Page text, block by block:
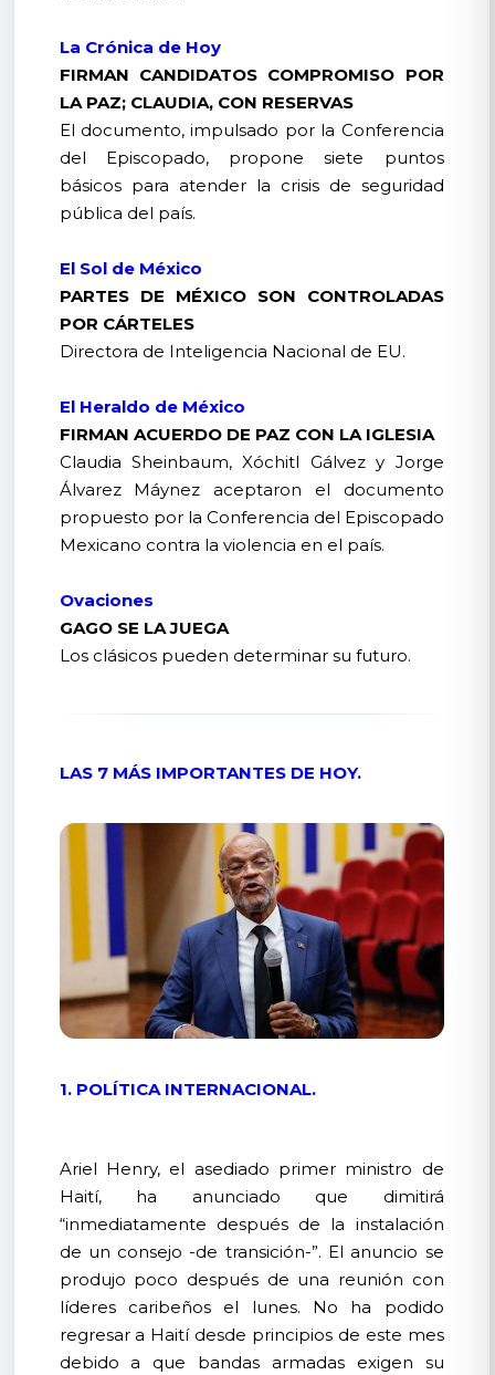
La Crónica de Hoy
FIRMAN CANDIDATOS COMPROMISO POR
LA PAZ; CLAUDIA, CON RESERVAS
El documento, impulsado por la Conferencia
del Episcopado, propone siete puntos
básicos para atender la crisis de seguridad
pública del país.
El Sol de México
PARTES DE MÉXICO SON CONTROLADAS
POR CÁRTELES
Directora de Inteligencia Nacional de EU.
El Heraldo de México
FIRMAN ACUERDO DE PAZ CON LA IGLESIA
Claudia Sheinbaum, Xóchitl Gálvez y Jorge
Álvarez Máynez aceptaron el documento
propuesto por la Conferencia del Episcopado
Mexicano contra la violencia en el país.
Ovaciones
GAGO SE LA JUEGA
Los clásicos pueden determinar su futuro.
LAS 7 MÁS IMPORTANTES DE HOY.
1. POLÍTICA INTERNACIONAL.
Ariel Henry, el asediado primer ministro de
Haití, ha anunciado que dimitirá
“inmediatamente después de la instalación
de un consejo -de transición-”. El anuncio se
produjo poco después de una reunión con
líderes caribeños el lunes. No ha podido
regresar a Haití desde principios de este mes
debido a que bandas armadas exigen su